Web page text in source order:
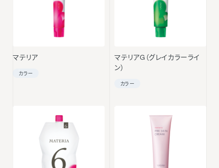
マテリア
カラー
マテリアG（グレイカラーライ
ン）
カラー